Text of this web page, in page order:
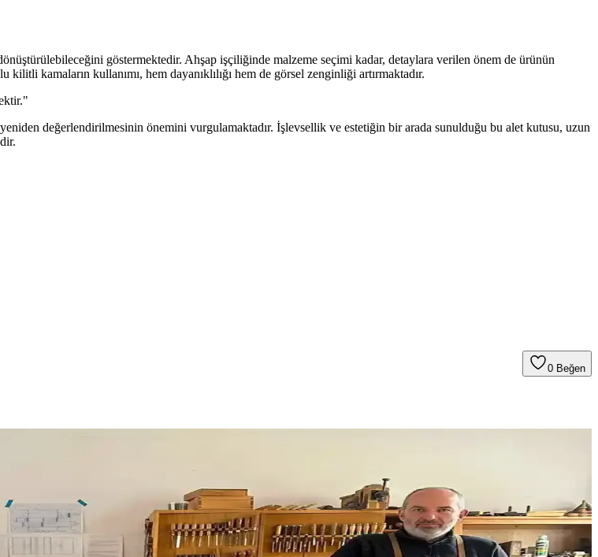
göstermektedir. Ahşap işçiliğinde malzeme seçimi kadar, detaylara verilen önem de ürünün
kamaların kullanımı, hem dayanıklılığı hem de görsel zenginliği artırmaktadır.
değerlendirilmesinin önemini vurgulamaktadır. İşlevsellik ve estetiğin bir arada sunulduğu bu alet kutusu, uzun
0 Beğen
açar. Doğru teknikler ve malzeme kullanımı yapının dayanıklılığını artırır ve uzun ömür sağlar.
anlatılmaktadır. LED aydınlatmalı ayna ve özel kutular gibi fonksiyonel detaylar öne çıkar.